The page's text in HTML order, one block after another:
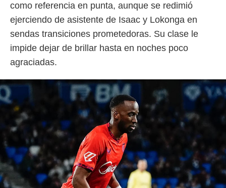
como referencia en punta, aunque se redimió
ejerciendo de asistente de Isaac y Lokonga en
sendas transiciones prometedoras. Su clase le
impide dejar de brillar hasta en noches poco
agraciadas.